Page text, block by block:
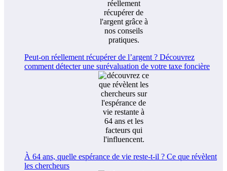
Peut-on réellement récupérer de l’argent ? Découvrez
comment détecter une surévaluation de votre taxe foncière
À 64 ans, quelle espérance de vie reste-t-il ? Ce que révèlent
les chercheurs